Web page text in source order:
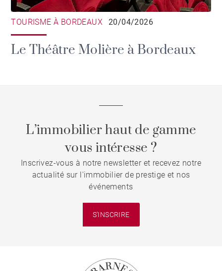
TOURISME À BORDEAUX 20/04/2026
Le Théâtre Molière à Bordeaux
L’immobilier haut de gamme
vous intéresse ?
Inscrivez-vous à notre newsletter et recevez notre
actualité sur l'immobilier de prestige et nos
événements
S'INSCRIRE